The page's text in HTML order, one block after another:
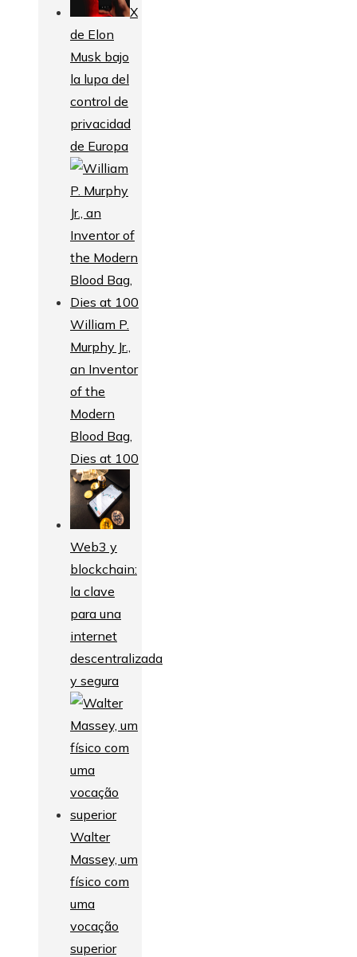
X
de Elon
Musk bajo
la lupa del
control de
privacidad
de Europa
William P.
Murphy Jr.,
an Inventor
of the
Modern
Blood Bag,
Dies at 100
Web3 y
blockchain:
la clave
para una
internet
descentralizada
y segura
Walter
Massey, um
físico com
uma
vocação
superior